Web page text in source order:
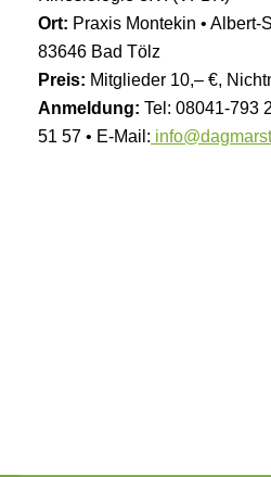
Ort: Praxis Montekin • Albert-
83646 Bad Tölz
Preis: Mitglieder 10,– €,
Anmeldung: Tel: 08041-793
51 57 • E-Mail: